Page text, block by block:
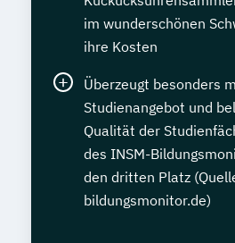
im wunderschönen
ihre Kosten
Überzeugt besonders
Studienangebot und
Qualität der
des INSM-
den dritten Platz
bildungsmonitor.de)